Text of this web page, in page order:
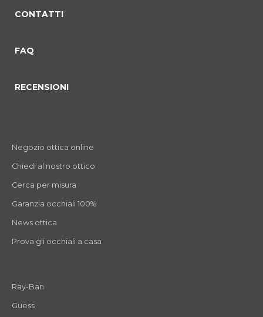
CONTATTI
FAQ
RECENSIONI
Negozio ottica online
Chiedi al nostro ottico
Cerca per misura
Garanzia occhiali 100%
News ottica
Prova gli occhiali a casa
Ray-Ban
Guess